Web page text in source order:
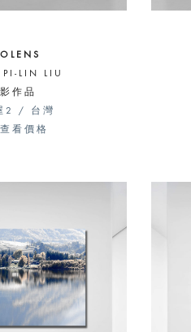
PI-LIN LIU
作品
2 / 台灣
看價格